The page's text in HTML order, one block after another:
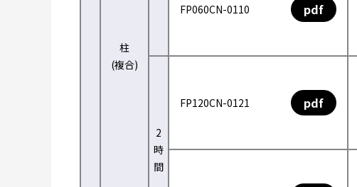
柱
(複合)
FP060CN-0110 pdf
2
時
間
FP120CN-0121 pdf